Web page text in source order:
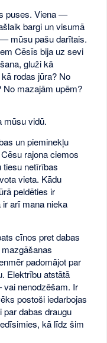
puses. Viena —
bargi un visumā
mūsu pašu darītais.
Cēsīs bija uz sevi
gluži kā
rodas jūra? No
No mazajām upēm?
mūsu vidū.
un pieminekļu
rajona ciemos
tiesu netīrības
vieta. Kādu
peldēties ir
arī mana nieka
cīnos pret dabas
padomājot par
Elektrību atstātā
nenodzēšam. Ir
postoši iedarbojas
par dabas draugu
kā līdz šim